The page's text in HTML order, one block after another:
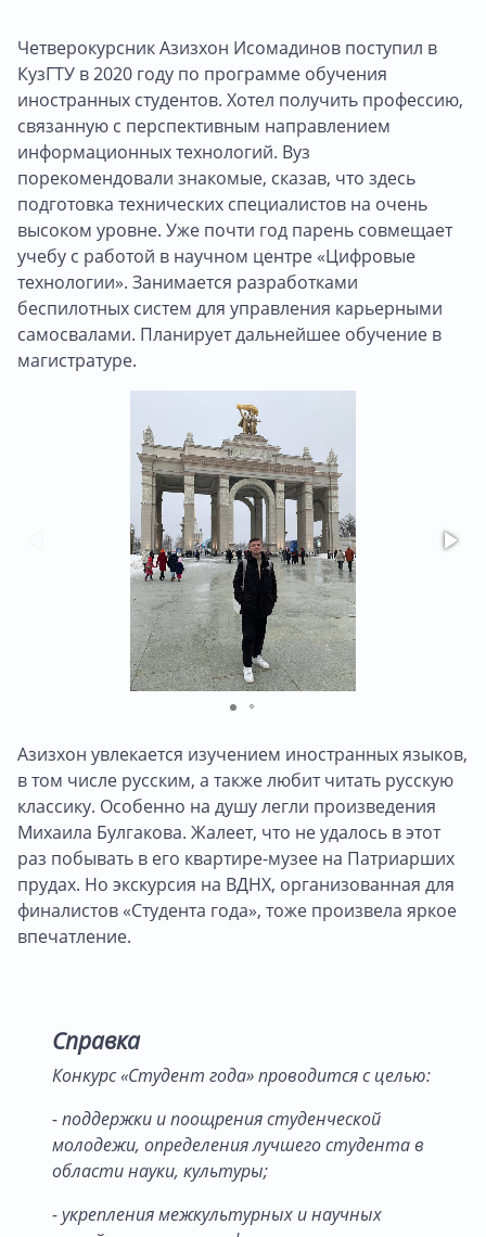
Четверокурсник Азизхон Исомадинов поступил в
КузГТУ в 2020 году по программе обучения
иностранных студентов. Хотел получить профессию,
связанную с перспективным направлением
информационных технологий. Вуз
порекомендовали знакомые, сказав, что здесь
подготовка технических специалистов на очень
высоком уровне. Уже почти год парень совмещает
учебу с работой в научном центре «Цифровые
технологии». Занимается разработками
беспилотных систем для управления карьерными
самосвалами. Планирует дальнейшее обучение в
магистратуре.
Азизхон увлекается изучением иностранных языков,
в том числе русским, а также любит читать русскую
классику. Особенно на душу легли произведения
Михаила Булгакова. Жалеет, что не удалось в этот
раз побывать в его квартире-музее на Патриарших
прудах. Но экскурсия на ВДНХ, организованная для
финалистов «Студента года», тоже произвела яркое
впечатление.
Справка
Конкурс «Студент года» проводится с целью:
- поддержки и поощрения студенческой
молодежи, определения лучшего студента в
области науки, культуры;
- укрепления межкультурных и научных